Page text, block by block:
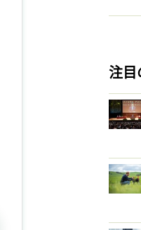
注目